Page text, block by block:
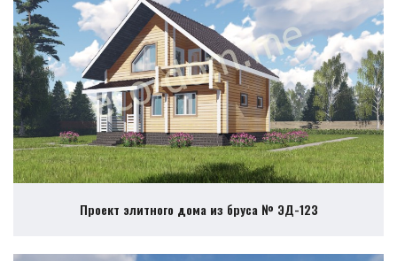
Проект элитного дома из бруса № ЭД-123